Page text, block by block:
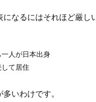
なるにはそれほど厳し
人が日本出身
て居住
いわけです。